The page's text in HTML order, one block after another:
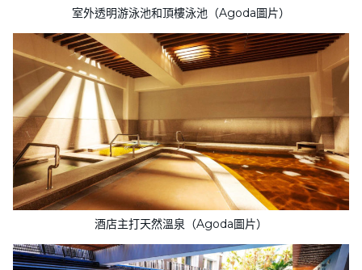
室外透明游泳池和頂樓泳池（Agoda圖片）
酒店主打天然溫泉（Agoda圖片）